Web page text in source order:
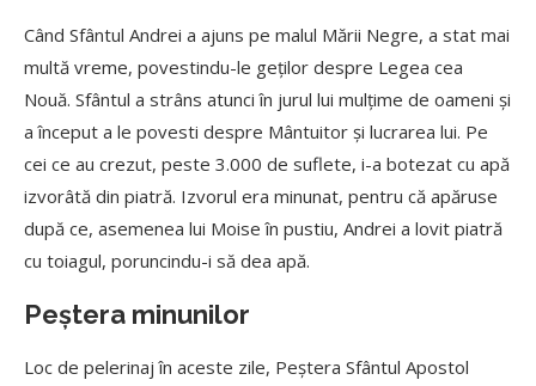
Când Sfântul Andrei a ajuns pe malul Mării Negre, a stat mai
multă vreme, povestindu-le geților despre Legea cea
Nouă. Sfântul a strâns atunci în jurul lui mulțime de oameni și
a început a le povesti despre Mântuitor și lucrarea lui. Pe
cei ce au crezut, peste 3.000 de suflete, i-a botezat cu apă
izvorâtă din piatră. Izvorul era minunat, pentru că apăruse
după ce, asemenea lui Moise în pustiu, Andrei a lovit piatră
cu toiagul, poruncindu-i să dea apă.
Peștera minunilor
Loc de pelerinaj în aceste zile, Peștera Sfântul Apostol